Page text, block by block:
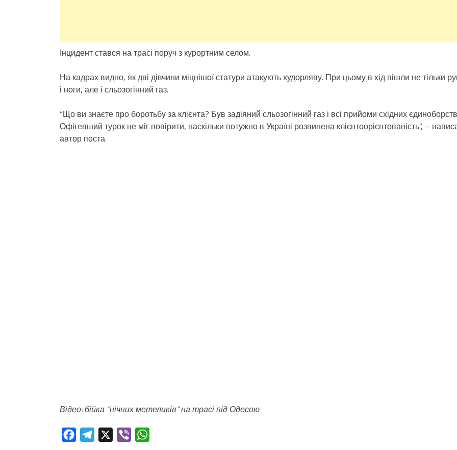
Інцидент стався на трасі поруч з курортним селом.
На кадрах видно, як дві дівчини міцнішої статури атакують худорляву. При цьому в хід пішли не тільки
і ноги, але і сльозогінний газ.
“Що ви знаєте про боротьбу за клієнта? Був задіяний сльозогінний газ і всі прийоми східних
Офігевший турок не міг повірити, наскільки потужно в Україні розвинена клієнтоорієнтованість”, –
автор поста.
Відео: бійка “нічних метеликів” на трасі під Одесою
FacebookTelegram Viber